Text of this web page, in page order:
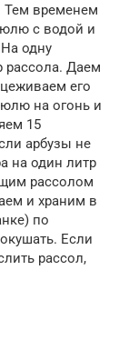
Тем временем
с водой и
одну
рассола. Даем
его
на огонь и
15
арбузы не
на один литр
рассолом
и храним в
по
Если
рассол,